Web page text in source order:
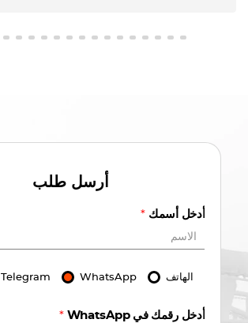
أرسل طلب
أدخل أسمك *
الهاتف WhatsApp
Telegram
أدخل رقمك في WhatsApp *